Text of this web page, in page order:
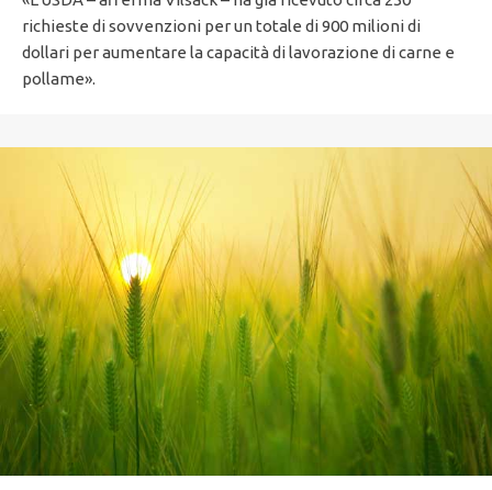
richieste di sovvenzioni per un totale di 900 milioni di
dollari per aumentare la capacità di lavorazione di carne e
pollame».